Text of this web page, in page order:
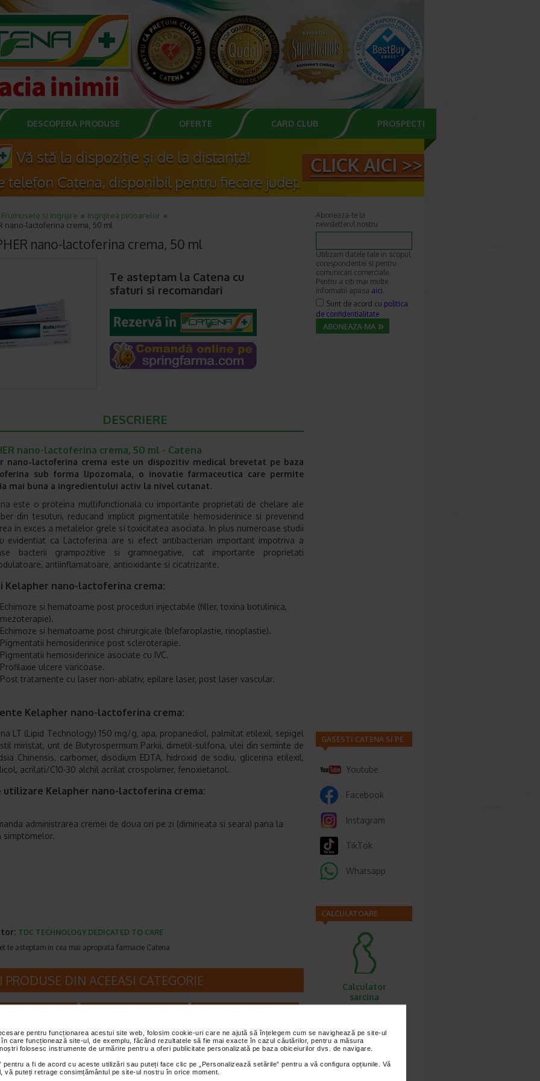
pentru funcționarea acestui site web, folosim cookie-uri care ne ajută să înțelegem cum se navighează pe site-ul
care funcționează site-ul, de exemplu, făcând rezultatele să fie mai exacte în cazul căutărilor, pentru a măsura
folosesc instrumente de urmărire pentru a oferi publicitate personalizată pe baza obiceiurilor dvs. de navigare.
pentru a fi de acord cu aceste utilizări sau puteți face clic pe „Personalizează setările” pentru a vă configura opțiunile. Vă
puteți retrage consimțământul pe site-ul nostru în orice moment.
DESCOPERA PRODUSE OFERTE CARD CLUB PROSPECTE
Frumusete si ingrijire
Ingrijirea picioarelor
nano-lactoferina crema, 50 ml
nano-lactoferina crema, 50 ml
Te asteptam la Catena cu
sfaturi si recomandari
DESCRIERE
nano-lactoferina crema, 50 ml - Catena
nano-lactoferina crema este un dispozitiv medical brevetat pe baza
sub forma lipozomala, o inovatie farmaceutica care permite
mai buna a ingredientului activ la nivel cutanat.
este o proteina multifunctionala cu importante proprietati de chelare ale
din tesuturi, reducand implicit pigmentatiile hemosiderinice si prevenind
in exces a metalelor grele si toxicitatea asociata. In plus numeroase studii
evidentiat ca Lactoferina are si efect antibacterian important impotriva a
bacterii grampozitive si gramnegative, cat importante proprietati
antiinflamatoare, antioxidante si cicatrizante.
Kelapher nano-lactoferina crema:
Echimoze si hematoame post proceduri injectabile (filler, toxina botulinica,
mezoterapie).
Echimoze si hematoame post chirurgicale (blefaroplastie, rinoplastie).
Pigmentatii hemosiderinice post scleroterapie.
Pigmentatii hemosiderinice asociate cu IVC.
Profilaxie ulcere varicoase.
Post tratamente cu laser non-ablativ, epilare laser, post laser vascular.
Kelapher nano-lactoferina crema:
LT (Lipid Technology) 150 mg/g, apa, propanediol, palmitat etilexil, sepigel
miristat, unt de Butyrospermum Parkii, dimetil-sulfona, ulei din seminte de
Chinensis, carbomer, disodium EDTA, hidroxid de sodiu, glicerina etilexil,
acrilati/C10-30 alchil acrilat crospolimer, fenoxietanol.
utilizare Kelapher nano-lactoferina crema:
administrarea cremei de doua ori pe zi (dimineata si seara) pana la
simptomelor.
TDC TECHNOLOGY DEDICATED TO CARE
te asteptam in cea mai apropiata farmacie Catena
PRODUSE DIN ACEEASI CATEGORIE
întreg: 18,40 Lei
-40% Preț întreg: 23.40 Lei
-40% Preț întreg: 23.40 Lei
Aboneaza-te la
newsletterul nostru
Utilizam datele tale in scopul
corespondentei si pentru
comunicari comerciale.
Pentru a citi mai multe
informatii apasa aici.
Sunt de acord cu politica
de confidentialitate
GASESTI CATENA SI PE
Youtube
Facebook
Instagram
TikTok
Whatsapp
CALCULATOARE
Calculator
sarcina